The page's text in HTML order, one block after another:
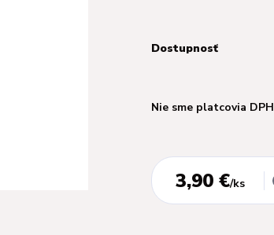
Dostupnosť
Nie sme platcovia DPH
3,90 €/ks